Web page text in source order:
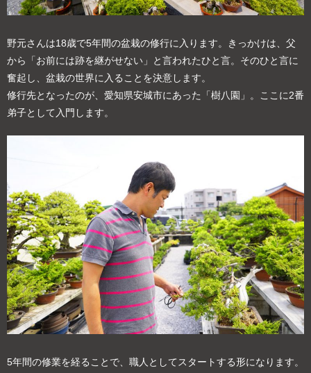
野元さんは18歳で5年間の盆栽の修行に入ります。きっかけは、父
から「お前には跡を継がせない」と言われたひと言。そのひと言に
奮起し、盆栽の世界に入ることを決意します。
修行先となったのが、愛知県安城市にあった「樹八園」。ここに2番
弟子として入門します。
5年間の修業を経ることで、職人としてスタートする形になります。